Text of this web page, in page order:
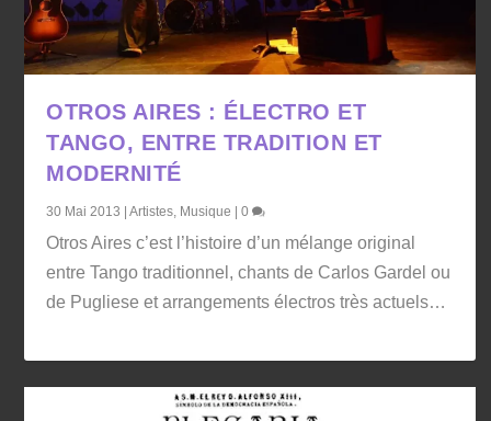
OTROS AIRES : ÉLECTRO ET
TANGO, ENTRE TRADITION ET
MODERNITÉ
30 Mai 2013 |Artistes Musique |0
Otros Aires c’est l’histoire d’un mélange original
entre Tango traditionnel, chants de Carlos Gardel ou
de Pugliese et arrangements électros très actuels…